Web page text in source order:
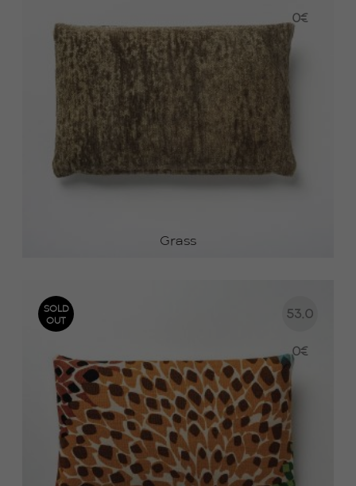
Grass
0€
SOLD
OUT
53.0
0€